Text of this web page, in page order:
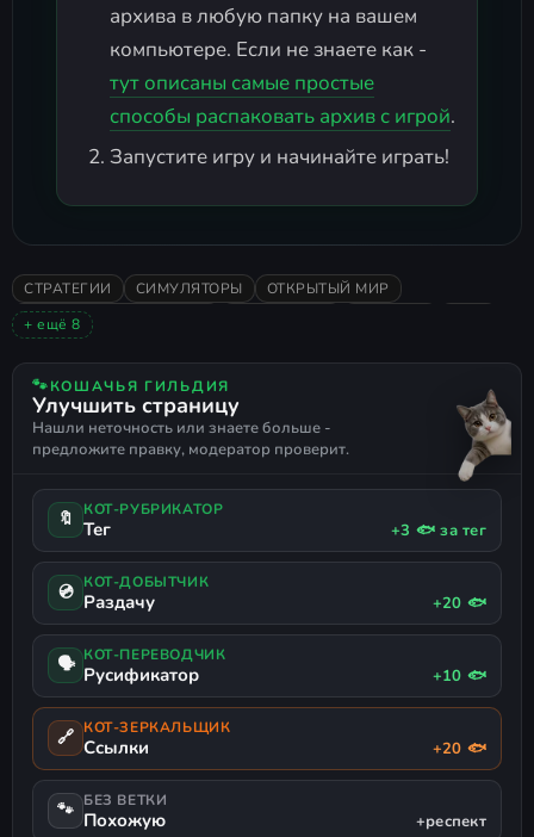
архива в любую папку на вашем
компьютере. Если не знаете как -
тут описаны самые простые
способы распаковать архив с игрой.
Запустите игру и начинайте играть!
СТРАТЕГИИ СИМУЛЯТОРЫ
ОТКРЫТЫЙ МИР
ПИКСЕЛЬНАЯ ГРАФИКА
ИСТОРИЧЕСКАЯ
ПРОЦЕДУРНАЯ ГЕНЕРАЦИЯ
СИМУЛЯТОР БОГА
+ ещё 8
🐾КОШАЧЬЯ ГИЛЬДИЯ
Улучшить страницу
Нашли неточность или знаете больше -
предложите правку, модератор проверит.
🔖 КОТ-РУБРИКАТОР
Тег +3 🐟 за тег
💿 КОТ-ДОБЫТЧИК
Раздачу +20 🐟
🗣 КОТ-ПЕРЕВОДЧИК
Русификатор +10 🐟
🔗 КОТ-ЗЕРКАЛЬЩИК
Ссылки +20 🐟
🐾 БЕЗ ВЕТКИ
Похожую +респект